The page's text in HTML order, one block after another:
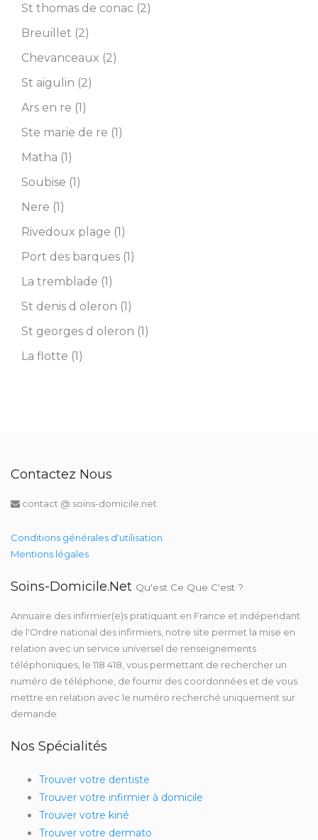
St thomas de conac (2)
Breuillet (2)
Chevanceaux (2)
St aigulin (2)
Ars en re (1)
Ste marie de re (1)
Matha (1)
Soubise (1)
Nere (1)
Rivedoux plage (1)
Port des barques (1)
La tremblade (1)
St denis d oleron (1)
St georges d oleron (1)
La flotte (1)
Contactez Nous
contact @ soins-domicile.net
Conditions générales d'utilisation
Mentions légales
Soins-Domicile.net Qu'est Ce Que C'est ?
Annuaire des infirmier(e)s pratiquant en France et indépendant
de l'Ordre national des infirmiers, notre site permet la mise en
relation avec un service universel de renseignements
téléphoniques, le 118 418, vous permettant de rechercher un
numéro de téléphone, de fournir des coordonnées et de vous
mettre en relation avec le numéro recherché uniquement sur
demande.
Nos Spécialités
Trouver votre dentiste
Trouver votre infirmier à domicile
Trouver votre kiné
Trouver votre dermato